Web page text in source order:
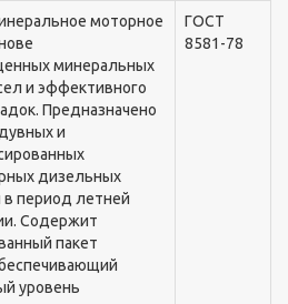
моторное
минеральныx
и эффективного
Предназначено
и
дизельныx
в период летней
Содержит
пакет
уровень
ГОСТ
8581-78